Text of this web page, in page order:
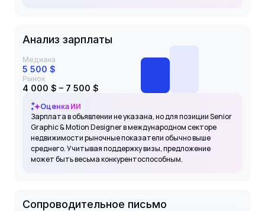
Анализ зарплаты
Медиана
5 500 $
Рынок
4 000 $ – 7 500 $
Оценка ИИ
Зарплата в объявлении не указана, но для позиции Senior
Graphic & Motion Designer в международном секторе
недвижимости рыночные показатели обычно выше
среднего. Учитывая поддержку визы, предложение
может быть весьма конкурентоспособным.
Сопроводительное письмо